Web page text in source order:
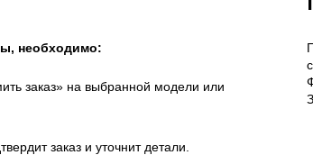
необходимо:
заказ» на выбранной модели или
заказ и уточнит детали.